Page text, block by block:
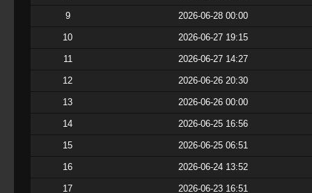
9 2026-06-28 00:00
10 2026-06-27 19:15
11 2026-06-27 14:27
12 2026-06-26 20:30
13 2026-06-26 00:00
14 2026-06-25 16:56
15 2026-06-25 06:51
16 2026-06-24 13:52
17 2026-06-23 16:51